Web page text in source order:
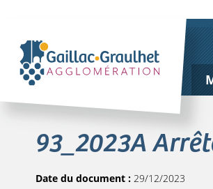
93_2023A
Date du document : 29/12/2023